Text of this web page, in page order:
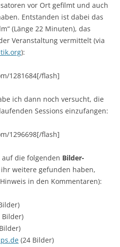
vor Ort gefilmt und auch
Entstanden ist dabei das
(Länge 22 Minuten), das
Veranstaltung vermittelt (via
):
1281684[/flash]
ich dann noch versucht, die
Sessions einzufangen:
1296698[/flash]
die folgenden Bilder-
weitere gefunden haben,
in den Kommentaren):
Bilder)
(24 Bilder)